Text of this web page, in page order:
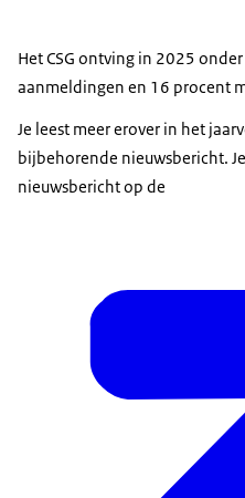
Het CSG ontving in 2025
aanmeldingen en 16 procent
Je leest meer erover in het
bijbehorende nieuwsbericht.
nieuwsbericht op de